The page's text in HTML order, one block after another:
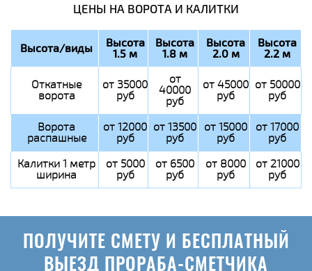
ЦЕНЫ НА ВОРОТА И КАЛИТКИ
Высота/виды Высота
1.5 м
Высота
1.8 м
Высота
2.0 м
Высота
2.2 м
Откатные
ворота
от 35000
руб
от
40000
руб
от 45000
руб
от 50000
руб
Ворота
распашные
от 12000
руб
от 13500
руб
от 15000
руб
от 17000
руб
Калитки 1 метр
ширина
от 5000
руб
от 6500
руб
от 8000
руб
от 21000
руб
ПОЛУЧИТЕ СМЕТУ И БЕСПЛАТНЫЙ
ВЫЕЗД ПРОРАБА-СМЕТЧИКА